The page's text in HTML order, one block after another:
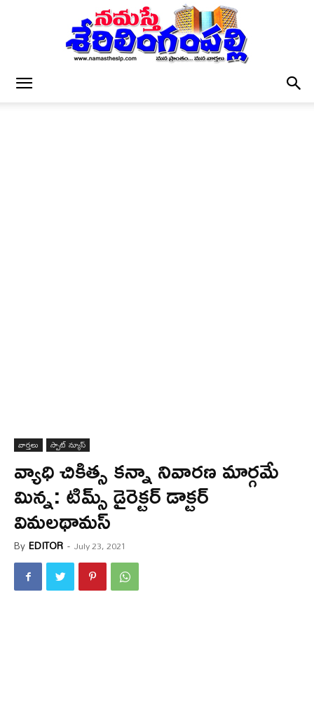
వార్త‌లు స్పాట్ న్యూస్
వ్యాధి చికిత్స కన్నా నివారణ మార్గ‌మే
మిన్న: టిమ్స్ డైరెక్టర్ డాక్టర్
విమలథామస్
ByEDITOR - July 23, 2021